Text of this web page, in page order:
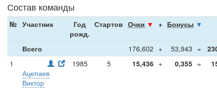
Состав команды
№ Участник
Год
рожд.
Стартов Очки ▼ + Бонусы ▼
Всего 176,602 + 53,943 =
1
Ацепаев
Виктор
1985 5 15,436 + 0,355 =